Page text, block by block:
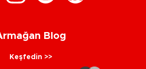
Blog
Keşfedin >>